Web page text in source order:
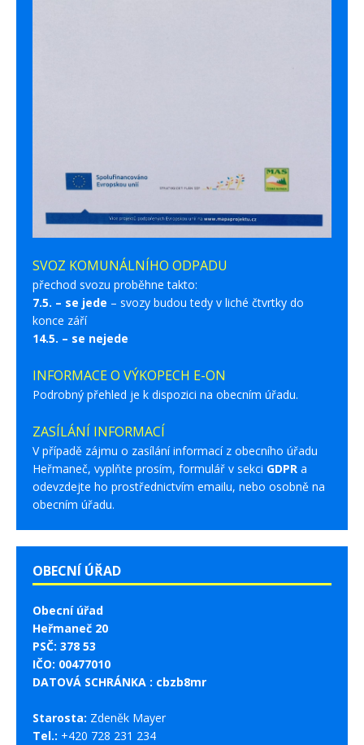
SVOZ KOMUNÁLNÍHO ODPADU
přechod svozu proběhne takto:
7.5. – se jede – svozy budou tedy v liché čtvrtky do
konce září
14.5. – se nejede
INFORMACE O VÝKOPECH E-ON
Podrobný přehled je k dispozici na obecním úřadu.
ZASÍLÁNÍ INFORMACÍ
V případě zájmu o zasílání informací z obecního úřadu
Heřmaneč, vyplňte prosím, formulář v sekci GDPR a
odevzdejte ho prostřednictvím emailu, nebo osobně na
obecním úřadu.
OBECNÍ ÚŘAD
Obecní úřad
Heřmaneč 20
PSČ: 378 53
IČO: 00477010
DATOVÁ SCHRÁNKA : cbzb8mr
Starosta: Zdeněk Mayer
Tel.: +420 728 231 234